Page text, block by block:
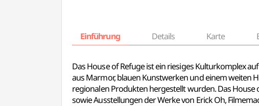
Einführung Details Karte
Das House of Refuge ist ein riesiges Kulturkomplex
aus Marmor, blauen Kunstwerken und einem weiten
regionalen Produkten hergestellt wurden. Das House
sowie Ausstellungen der Werke von Erick Oh,